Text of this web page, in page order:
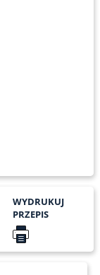
WYDRUKUJ
PRZEPIS